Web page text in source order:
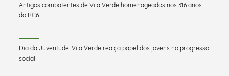
Antigos combatentes de Vila Verde homenageados nos 316 anos
do RC6
Dia da Juventude: Vila Verde realça papel dos jovens no progresso
social